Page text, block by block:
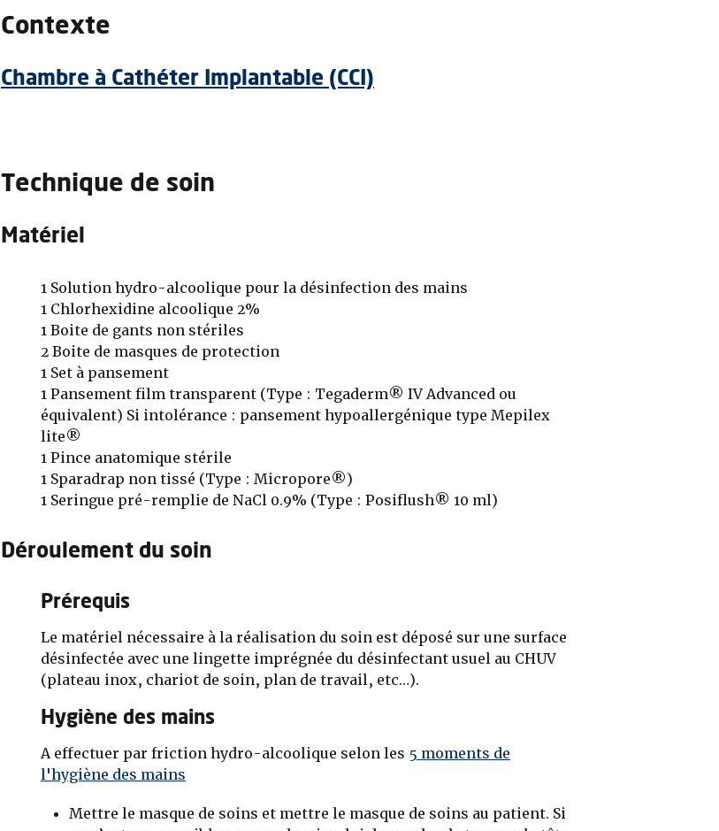
Contexte
Chambre à Cathéter Implantable (CCI)
Technique de soin
Matériel
1 Solution hydro-alcoolique pour la désinfection des mains
1 Chlorhexidine alcoolique 2%
1 Boite de gants non stériles
2 Boite de masques de protection
1 Set à pansement
1 Pansement film transparent (Type : Tegaderm® IV Advanced ou
équivalent) Si intolérance : pansement hypoallergénique type Mepilex
lite®
1 Pince anatomique stérile
1 Sparadrap non tissé (Type : Micropore®)
1 Seringue pré-remplie de NaCl 0.9% (Type : Posiflush® 10 ml)
Déroulement du soin
Prérequis
Le matériel nécessaire à la réalisation du soin est déposé sur une surface
désinfectée avec une lingette imprégnée du désinfectant usuel au CHUV
(plateau inox, chariot de soin, plan de travail, etc…).
Hygiène des mains
A effectuer par friction hydro-alcoolique selon les 5 moments de
l'hygiène des mains
Mettre le masque de soins et mettre le masque de soins au patient. Si